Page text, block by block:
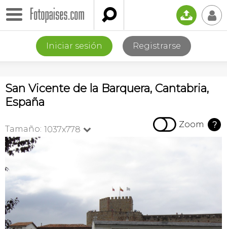
 📤 👤
Iniciar sesión Registrarse
San Vicente de la Barquera, Cantabria,
España
Tamaño: 1037x778   Zoom ?